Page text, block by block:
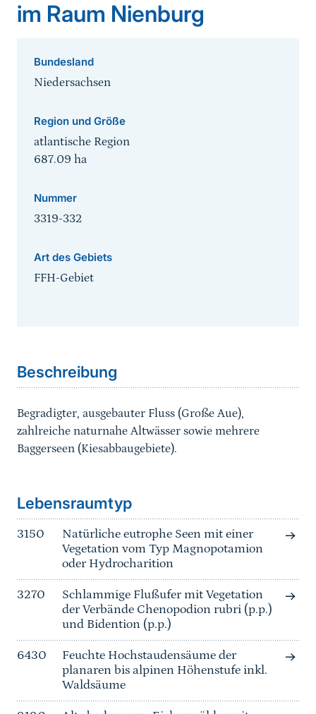
im Raum Nienburg
Bundesland
Niedersachsen
Region und Größe
atlantische Region
687.09 ha
Nummer
3319-332
Art des Gebiets
FFH-Gebiet
Beschreibung
Begradigter, ausgebauter Fluss (Große Aue),
zahlreiche naturnahe Altwässer sowie mehrere
Baggerseen (Kiesabbaugebiete).
Lebensraumtyp
3150
Natürliche eutrophe Seen mit einer
Vegetation vom Typ Magnopotamion
oder Hydrocharition
3270
Schlammige Flußufer mit Vegetation
der Verbände Chenopodion rubri (p.p.)
und Bidention (p.p.)
6430
Feuchte Hochstaudensäume der
planaren bis alpinen Höhenstufe inkl.
Waldsäume